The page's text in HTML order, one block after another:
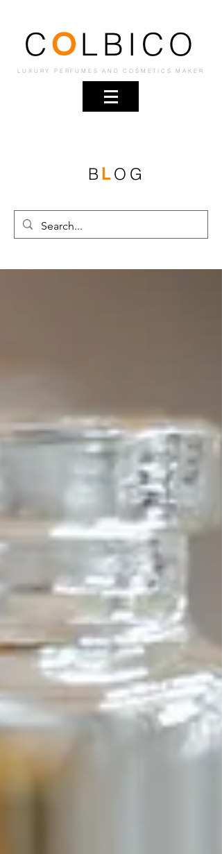
COLBICO
LUXURY PERFUMES AND COSMETICS MAKER
B LOG